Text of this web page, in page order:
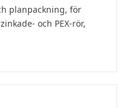
planpackning, för
och PEX-rör,